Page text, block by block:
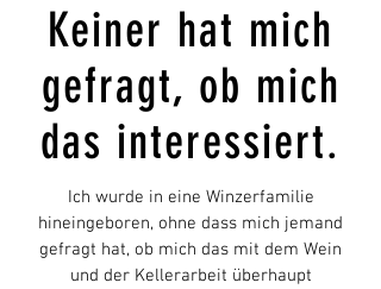
Keiner hat mich
gefragt, ob mich
das interessiert.
Ich wurde in eine Winzerfamilie
hineingeboren, ohne dass mich jemand
gefragt hat, ob mich das mit dem Wein
und der Kellerarbeit überhaupt